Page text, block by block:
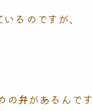
るのですが、
の弁があるんです